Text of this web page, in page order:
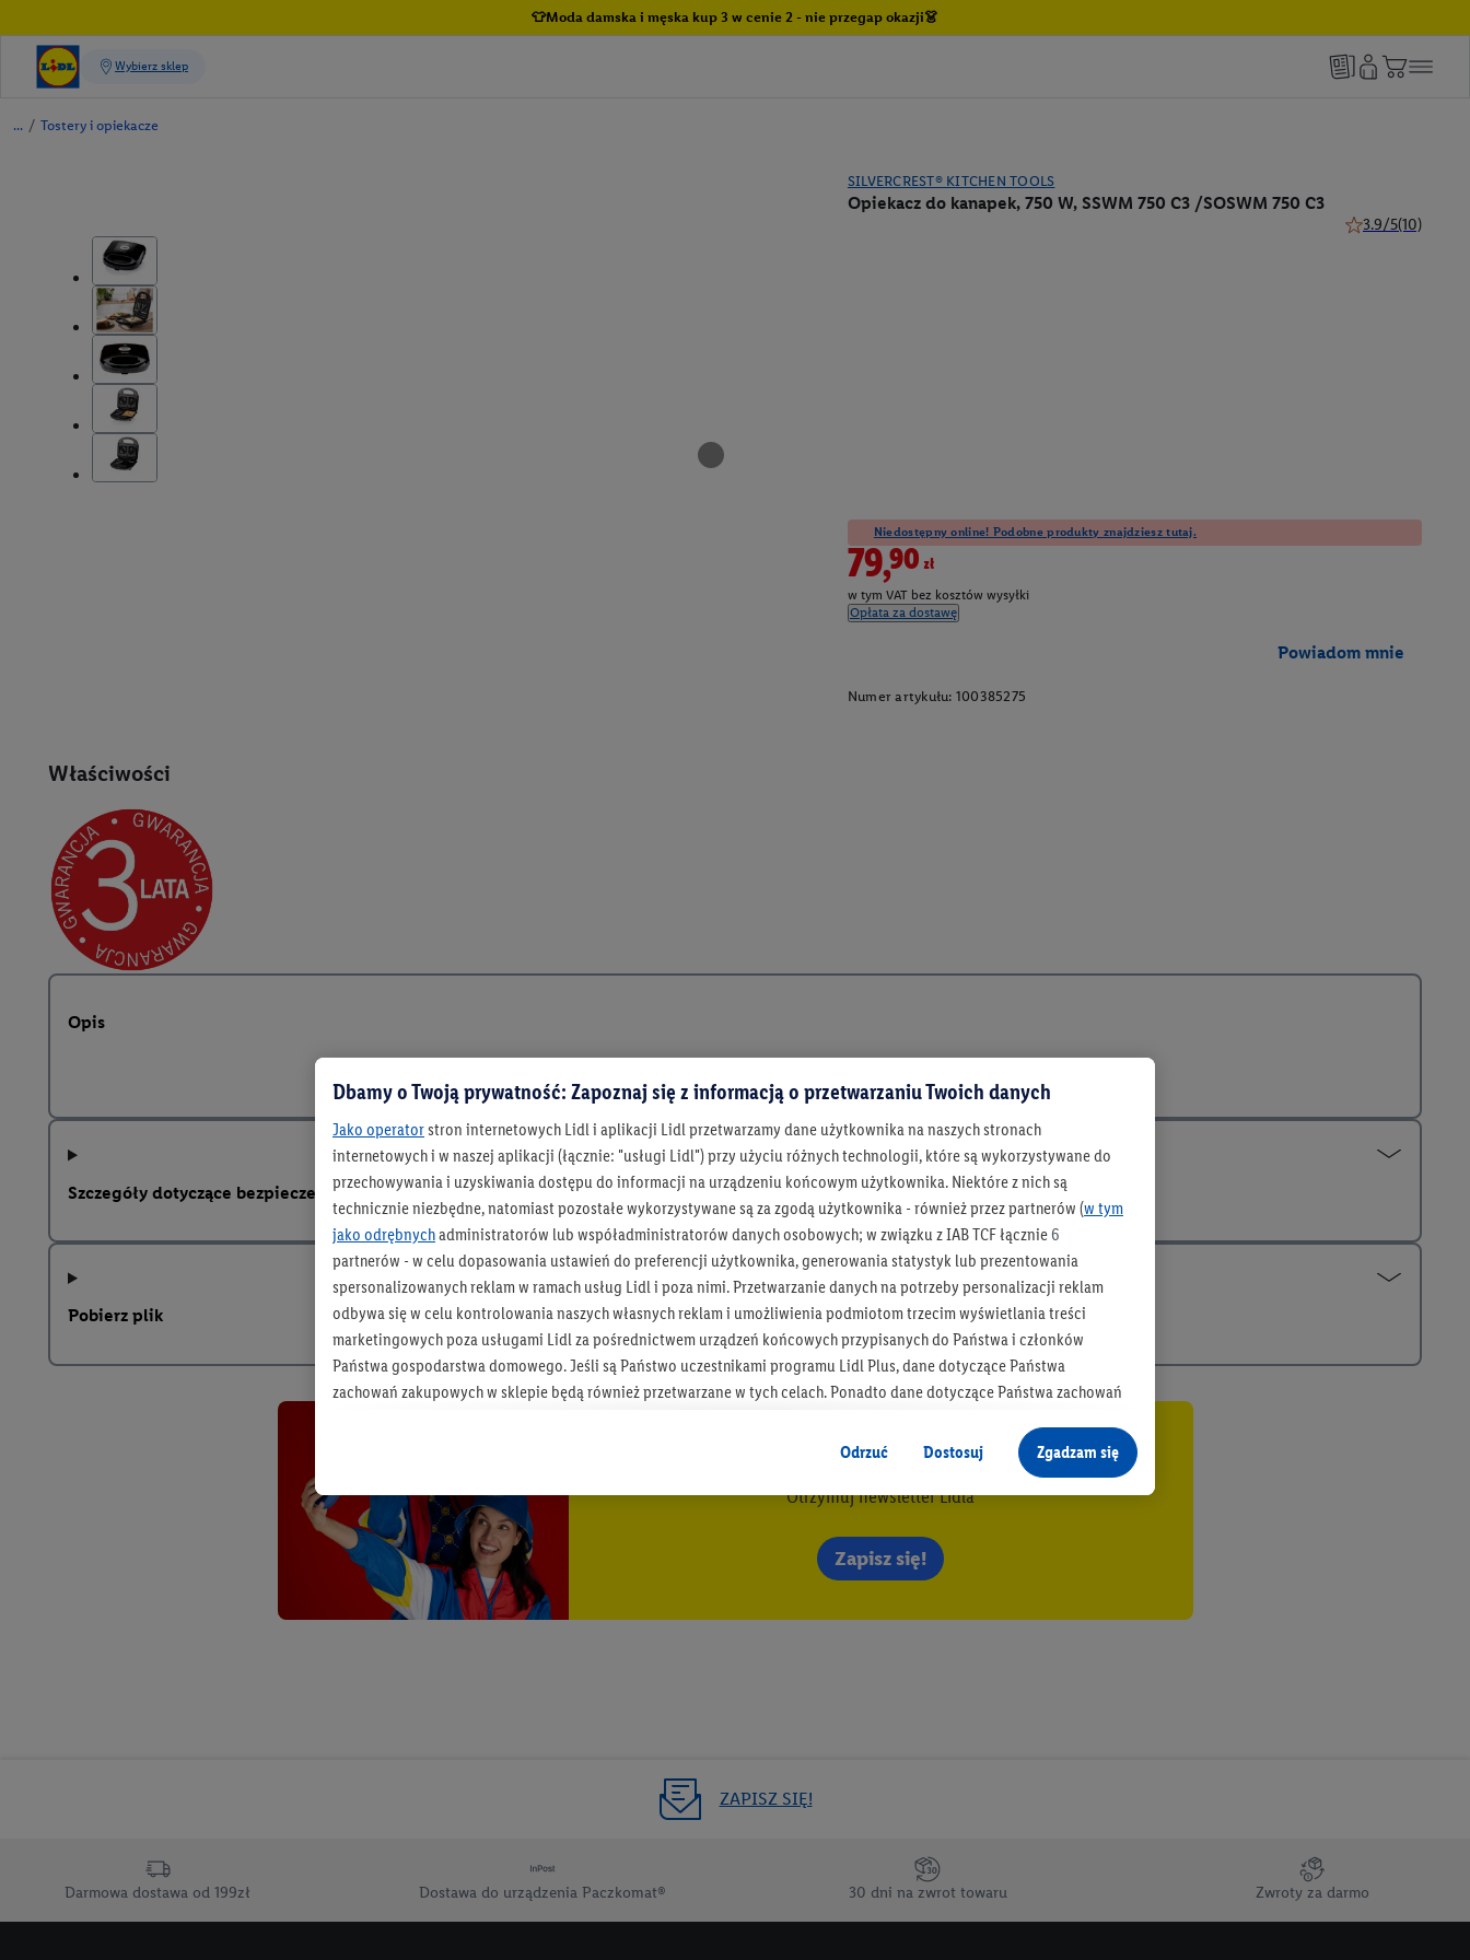
👕Moda damska i męska kup 3 w cenie 2 - nie przegap okazji👗
/ Tostery i opiekacze
SILVERCREST® KITCHEN TOOLS
Opiekacz do kanapek, 750 W, SSWM 750 C3 /SOSWM 750 C3
3.9/5(10)
Właściwości
Niedostępny online! Podobne produkty znajdziesz tutaj.
79,90zł
w tym VAT bez kosztów wysyłki
Opłata za dostawę
Powiadom mnie
Numer artykułu: 100385275
Opis
Szczegóły dotyczące bezpieczeństwa produktu
Pobierz plik
Bądź na bieżąco
Otrzymuj newsletter Lidla
Zapisz się!
ZAPISZ SIĘ!
Darmowa dostawa od 199zł Dostawa do urządzenia Paczkomat® 30 dni na zwrot towaru Zwroty za darmo
Dbamy o Twoją prywatność: Zapoznaj się z informacją o przetwarzaniu Twoich danych
Jako operatorstron internetowych Lidl i aplikacji Lidl przetwarzamy dane użytkownika na naszych stronach
internetowych i w naszej aplikacji (łącznie: "usługi Lidl") przy użyciu różnych technologii, które są wykorzystywane do
przechowywania i uzyskiwania dostępu do informacji na urządzeniu końcowym użytkownika. Niektóre z nich są
technicznie niezbędne, natomiast pozostałe wykorzystywane są za zgodą użytkownika - również przez partnerów (w tym
jako odrębnychadministratorów lub współadministratorów danych osobowych; w związku z IAB TCF łącznie 6
partnerów - w celu dopasowania ustawień do preferencji użytkownika, generowania statystyk lub prezentowania
spersonalizowanych reklam w ramach usług Lidl i poza nimi. Przetwarzanie danych na potrzeby personalizacji reklam
odbywa się w celu kontrolowania naszych własnych reklam i umożliwienia podmiotom trzecim wyświetlania treści
marketingowych poza usługami Lidl za pośrednictwem urządzeń końcowych przypisanych do Państwa i członków
Państwa gospodarstwa domowego. Jeśli są Państwo uczestnikami programu Lidl Plus, dane dotyczące Państwa
zachowań zakupowych w sklepie będą również przetwarzane w tych celach. Ponadto dane dotyczące Państwa zachowań
jako niezależny administrator danych
Tworzenie spersonalizowanych reklam opiera się na generowaniu profili, które są również wzbogacane o dane z innych
usług. Obejmuje to łączenie danych (np. dotyczących korzystania z usług Lidl, zachowań zakupowych w usługach Lidl,
informacji z konta klienta - np. wieku lub płci - a także dokładnych danych dotyczących lokalizacji), również przez różne
urządzenia końcowe i usługi Lidl, w tym przechowywanie lub uzyskiwanie dostępu do informacji na urządzeniach
końcowych w celu tworzenia grup docelowych (tzw. segmentów). W związku z personalizacją treści marketingowych,
następnie wykorzystać w podobny sposób jak poniżej opisany identyfikator Utiq SA/NV ("Utiq"), aby rozpoznać
użytkownika w usługach świadczonych przez podmioty trzecie i wyświetlać mu spersonalizowane reklamy. W tym celu
mail użytkownika w postaci zahashowanej.
Użytkownik upoważnia również firmę Utiq oraz operatora siecitelekomunikacyjnejdo korzystania z technologii Utiq w
Odrzuć Dostosuj Zgadzam się